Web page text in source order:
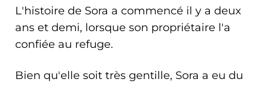
L'histoire de Sora a commencé il y a deux
ans et demi, lorsque son propriétaire l'a
confiée au refuge.
Bien qu'elle soit très gentille, Sora a eu du